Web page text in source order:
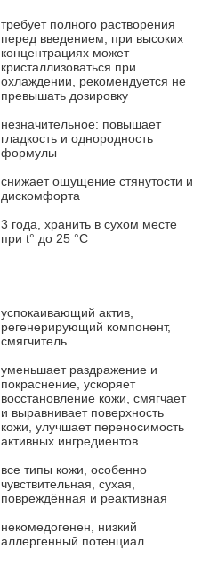
требует полного растворения
перед введением, при высоких
концентрациях может
кристаллизоваться при
охлаждении, рекомендуется не
превышать дозировку
незначительное: повышает
гладкость и однородность
формулы
снижает ощущение стянутости и
дискомфорта
3 года, хранить в сухом месте
при t° до 25 °C
успокаивающий актив,
регенерирующий компонент,
смягчитель
уменьшает раздражение и
покраснение, ускоряет
восстановление кожи, смягчает
и выравнивает поверхность
кожи, улучшает переносимость
активных ингредиентов
все типы кожи, особенно
чувствительная, сухая,
повреждённая и реактивная
некомедогенен, низкий
аллергенный потенциал